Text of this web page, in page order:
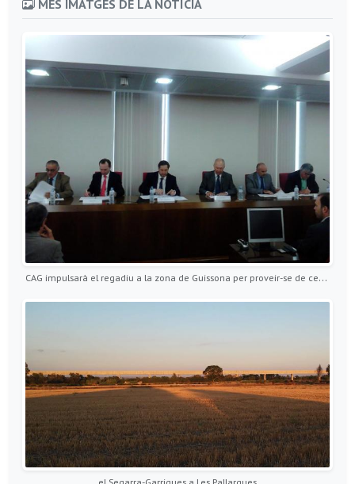
MÉS IMATGES DE LA NOTÍCIA
CAG impulsarà el regadiu a la zona de Guissona per proveir-se de cereals